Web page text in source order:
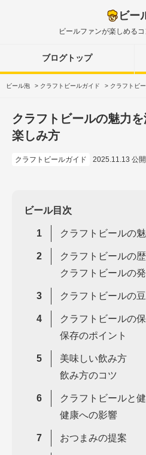
ビー
ビールファンが楽しめる
ブログトップ
ビール泡 > クラフトビールガイド > クラフトビ
クラフトビールの魅力
楽しみ方
クラフトビールガイド 2025.11.13 公開
ビール目次
クラフトビールの
クラフトビールの
クラフトビールの
クラフトビールの
クラフトビールの
保存のポイント
美味しい飲み方
飲み方のコツ
クラフトビールと
健康への影響
おつまみの提案